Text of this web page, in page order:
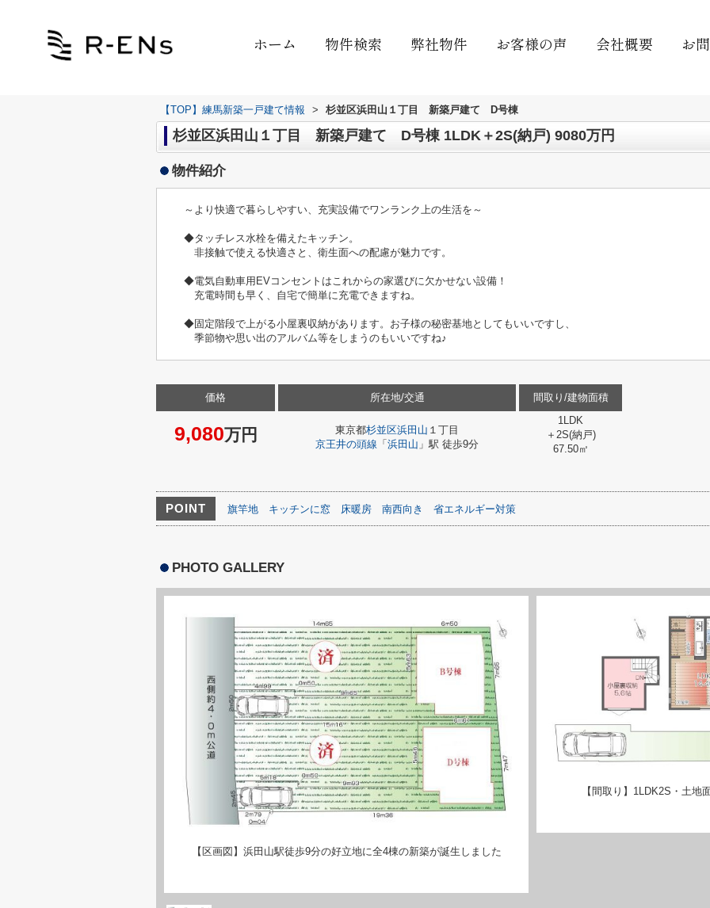
ホーム 物件検索 弊社物件 お客様の声 会社概要 お
【TOP】練馬新築一戸建て情報 > 杉並区浜田山１丁目 新築戸建て D号棟
杉並区浜田山１丁目 新築戸建て D号棟 1LDK＋2S(納戸) 9080万円
物件紹介
～より快適で暮らしやすい、充実設備でワンランク上の生活を～
◆タッチレス水栓を備えたキッチン。
非接触で使える快適さと、衛生面への配慮が魅力です。
◆電気自動車用EVコンセントはこれからの家選びに欠かせない設備！
充電時間も早く、自宅で簡単に充電できますね。
◆固定階段で上がる小屋裏収納があります。お子様の秘密基地としてもいいですし、
季節物や思い出のアルバム等をしまうのもいいですね♪
価格
9,080万円
所在地/交通
東京都杉並区浜田山 １丁目
京王井の頭線 「 浜田山 」駅 徒歩9分
間取り/建物面積
1LDK
＋2S(納戸)
67.50㎡
POINT 旗竿地 キッチンに窓 床暖房 南西向き 省エネルギー対策
PHOTO GALLERY
【区画図】浜田山駅徒歩9分の好立地に全4棟の新築が誕生しました
【間取り】1LDK2S・土地